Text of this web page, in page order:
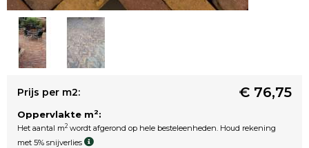
Prijs per m2: € 76,75
Oppervlakte m2:
Het aantal m2 wordt afgerond op hele besteleenheden. Houd rekening
met 5% snijverlies